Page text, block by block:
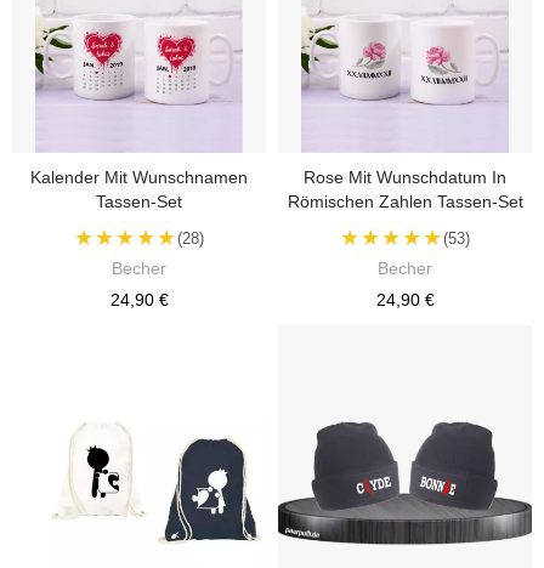
Kalender Mit Wunschnamen
Tassen-Set
★★★★★(28)
Becher
24,90 €
Rose Mit Wunschdatum In
Römischen Zahlen Tassen-Set
★★★★★(53)
Becher
24,90 €